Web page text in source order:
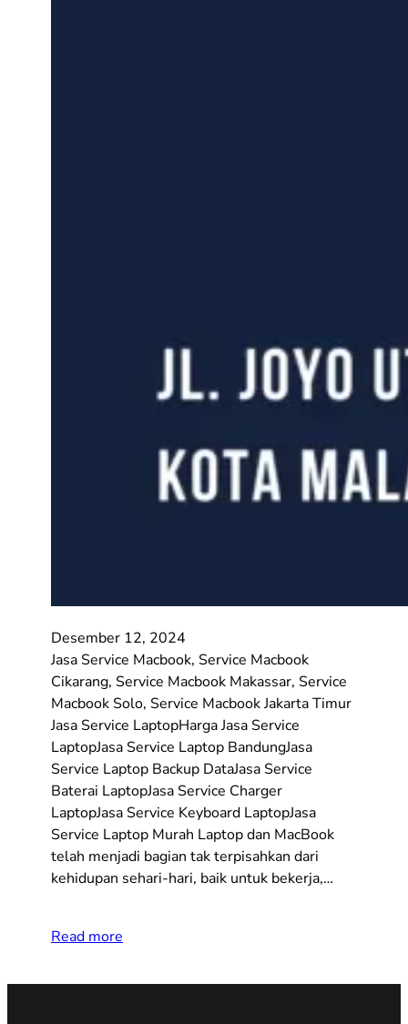
Desember 12, 2024
Jasa Service Macbook, Service Macbook
Cikarang, Service Macbook Makassar, Service
Macbook Solo, Service Macbook Jakarta Timur
Jasa Service LaptopHarga Jasa Service
LaptopJasa Service Laptop BandungJasa
Service Laptop Backup DataJasa Service
Baterai LaptopJasa Service Charger
LaptopJasa Service Keyboard LaptopJasa
Service Laptop Murah Laptop dan MacBook
telah menjadi bagian tak terpisahkan dari
kehidupan sehari-hari, baik untuk bekerja,…
Read more